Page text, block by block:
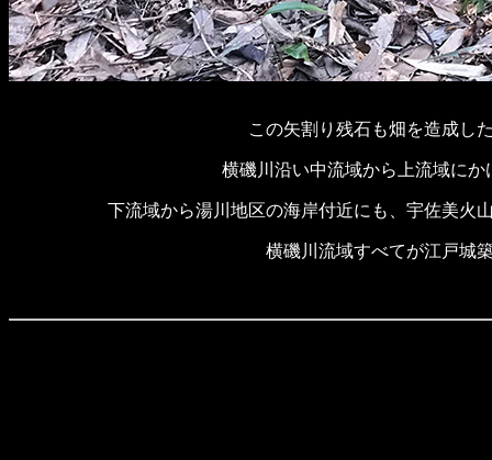
この矢割り残石も畑を造成し
横磯川沿い中流域から上流域に
下流域から湯川地区の海岸付近にも、宇佐美火
横磯川流域すべてが江戸城